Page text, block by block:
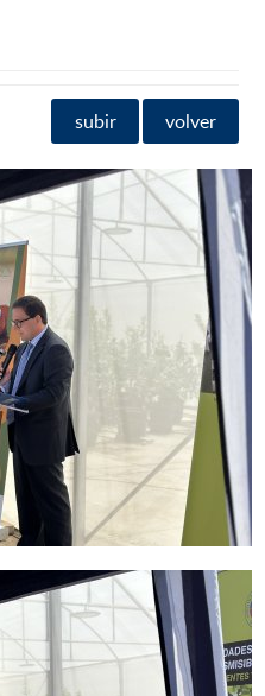
subir volver